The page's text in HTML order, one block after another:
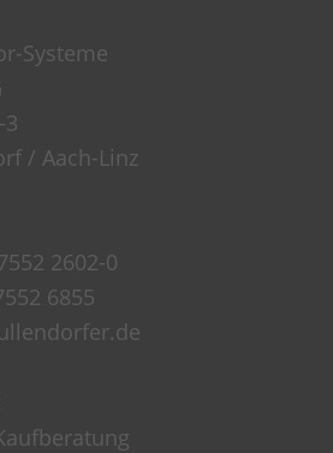
Systeme
/ Aach-Linz
2602-0
6855